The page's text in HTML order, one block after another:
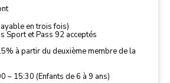
en trois fois)
Sport et Pass 92 acceptés
à partir du deuxième membre de la
– 15:30 (Enfants de 6 à 9 ans)